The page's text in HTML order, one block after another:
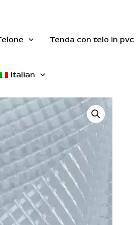
Tenda con telo in pvc
Italian